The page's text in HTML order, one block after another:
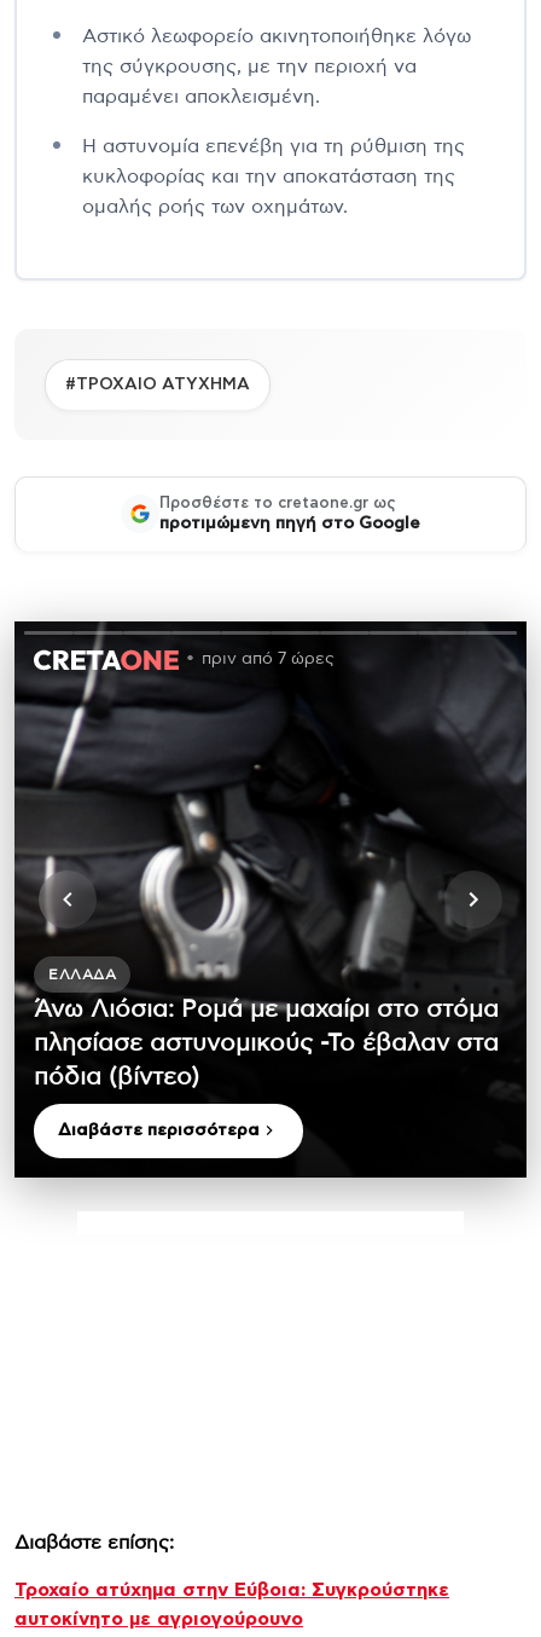
Αστικό λεωφορείο ακινητοποιήθηκε λόγω
της σύγκρουσης, με την περιοχή να
παραμένει αποκλεισμένη.
Η αστυνομία επενέβη για τη ρύθμιση της
κυκλοφορίας και την αποκατάσταση της
ομαλής ροής των οχημάτων.
#ΤΡΟΧΑΙΟ ΑΤΥΧΗΜΑ
Προσθέστε το cretaone.gr ως
προτιμώμενη πηγή στο Google
πριν από 7 ώρες
ΕΛΛΆΔΑ
Άνω Λιόσια: Ρομά με μαχαίρι στο στόμα
πλησίασε αστυνομικούς -Το έβαλαν στα
πόδια (βίντεο)
Διαβάστε περισσότερα
Διαβάστε επίσης:
Τροχαίο ατύχημα στην Εύβοια: Συγκρούστηκε
αυτοκίνητο με αγριογούρουνο